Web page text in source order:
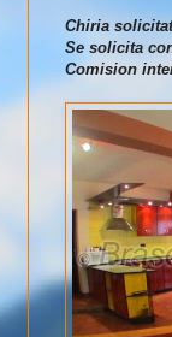
Chiria
Se solicita
Comision